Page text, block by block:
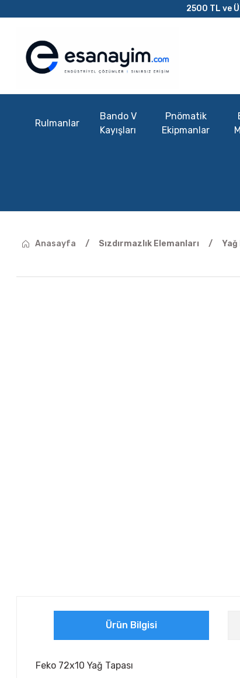
2500 TL ve
Rulmanlar
Bando V
Kayışları
Pnömatik
Ekipmanlar
Anasayfa Sızdırmazlık Elemanları
Ürün Bilgisi
Feko 72x10 Yağ Tapası